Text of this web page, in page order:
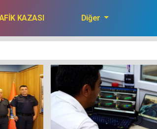
KAZASI
Diğer